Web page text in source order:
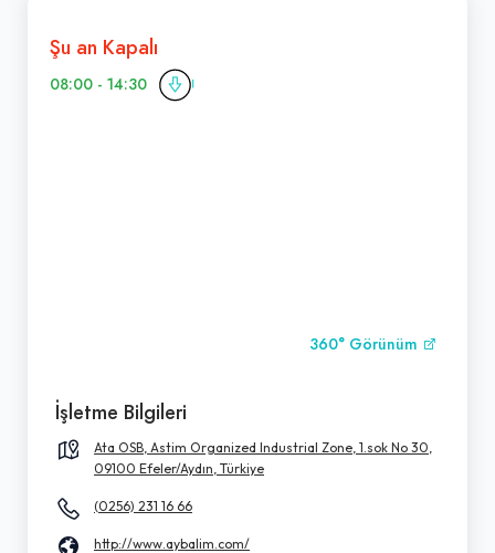
Şu an Kapalı
08:00 - 14:30
360° Görünüm
İşletme Bilgileri
Ata OSB, Astim Organized Industrial Zone, 1.sok No 30,
09100 Efeler/Aydın, Türkiye
(0256) 231 16 66
http://www.aybalim.com/